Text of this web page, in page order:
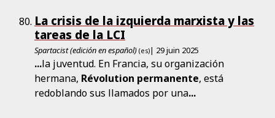
La crisis de la izquierda marxista y las
tareas de la LCI
Spartacist (edición en español) (es)| 29 juin 2025
...la juventud. En Francia, su organización
hermana, Révolution permanente, está
redoblando sus llamados por una...